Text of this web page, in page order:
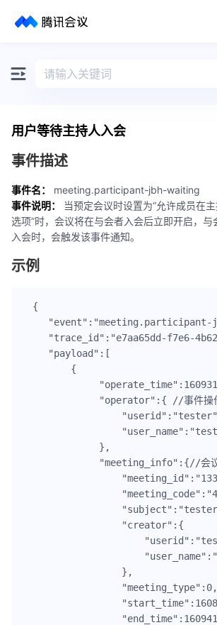
用户等待主持人入会
事件描述
事件名：
meeting.participant-jbh-waiting
事件说明：
当预定会议时设置为“允许成员在
选项”时，会议将在与会者入会后立即开启，
入会时，会触发该事件通知。
示例
{
"event":"meeting.participant-
"trace_id":"e7aa65dd-f7e6-
    "payload":[
        {
"operator":{ //事件操
             },
"meeting_info":{//会
                 "creator":{
                 },